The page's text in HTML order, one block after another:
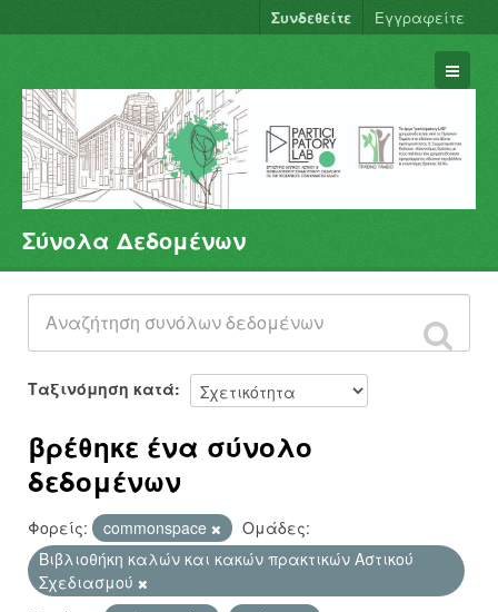
Συνδεθείτε Εγγραφείτε
Σύνολα Δεδομένων
Φορείς
Ομάδες
Σχετικά
Σύνολα Δεδομένων
Ταξινόμηση κατά
βρέθηκε ένα σύνολο
δεδομένων
Φορείς: commonspace
Ομάδες:
Βιβλιοθήκη καλών και κακών πρακτικών Αστικού
Σχεδιασμού